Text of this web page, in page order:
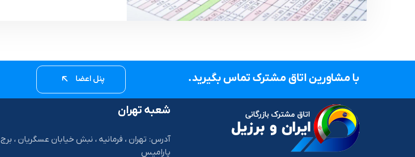
با مشاورین اتاق مشترک تماس بگیرید. پنل اعضا
شعبه تهران
آدرس: تهران ، فرمانیه ، نبش خیابان عسگریان ، برج
پارامیس